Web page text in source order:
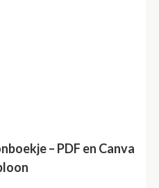
– PDF en Canva